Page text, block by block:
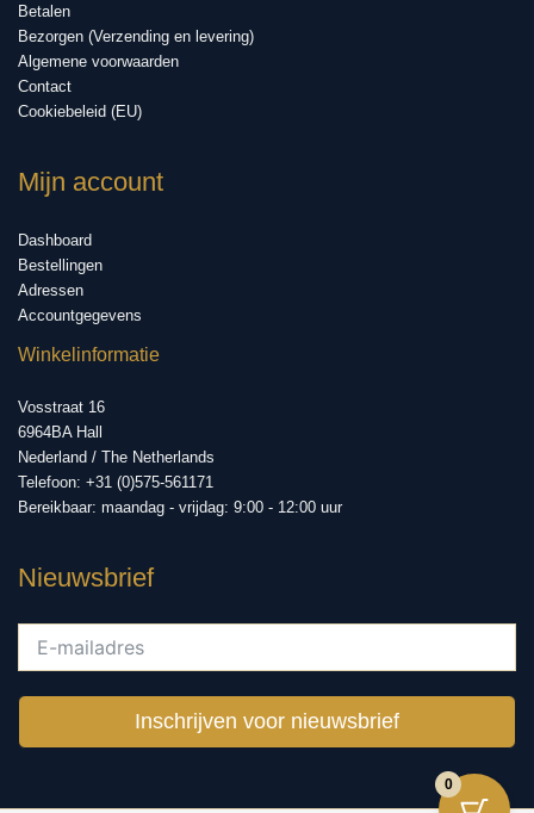
Betalen
Bezorgen (Verzending en levering)
Algemene voorwaarden
Contact
Cookiebeleid (EU)
Mijn account
Dashboard
Bestellingen
Adressen
Accountgegevens
Winkelinformatie
Vosstraat 16
6964BA Hall
Nederland / The Netherlands
Telefoon: +31 (0)575-561171
Bereikbaar: maandag - vrijdag: 9:00 - 12:00 uur
Nieuwsbrief
Inschrijven voor nieuwsbrief
0